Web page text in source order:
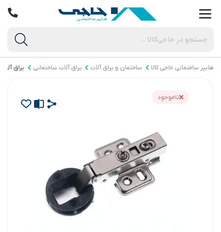
هایپر ساختمانی خاجی‌ کالا ساختمان و یراق آلات یراق آلات ساختمانی یراق
ناموجود